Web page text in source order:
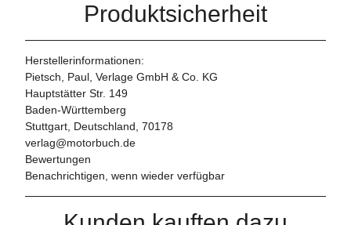
Produktsicherheit
Herstellerinformationen:
Pietsch, Paul, Verlage GmbH & Co. KG
Hauptstätter Str. 149
Baden-Württemberg
Stuttgart, Deutschland, 70178
verlag@motorbuch.de
Bewertungen
Benachrichtigen, wenn wieder verfügbar